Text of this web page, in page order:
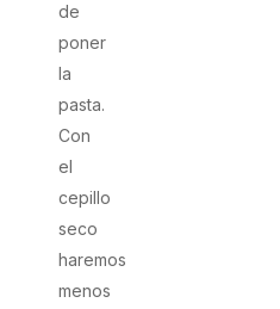
de
poner
la
pasta.
Con
el
cepillo
seco
haremos
menos